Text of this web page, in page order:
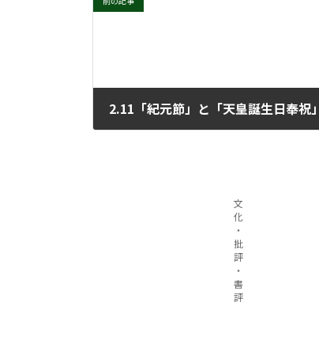
文
化
・
批
評
・
書
評